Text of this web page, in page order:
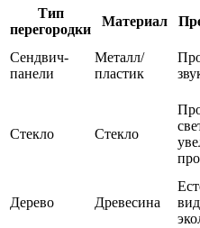
Тип
перегородки
Материал
Сендвич-
панели
Металл/
пластик
Стекло Стекло
Дерево Древесина